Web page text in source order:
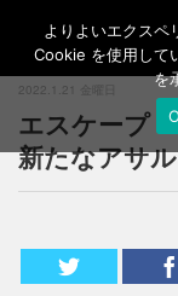
2022.1.21 金曜日
エスケープ
新たなアサ
よりよいエクスペ
Cookie を使用して
を